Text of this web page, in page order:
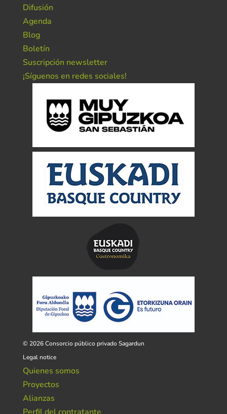
Difusión
Agenda
Blog
Boletín
Suscripción newsletter
¡Síguenos en redes sociales!
© 2026 Consorcio público privado Sagardun
Legal notice
Quienes somos
Proyectos
Alianzas